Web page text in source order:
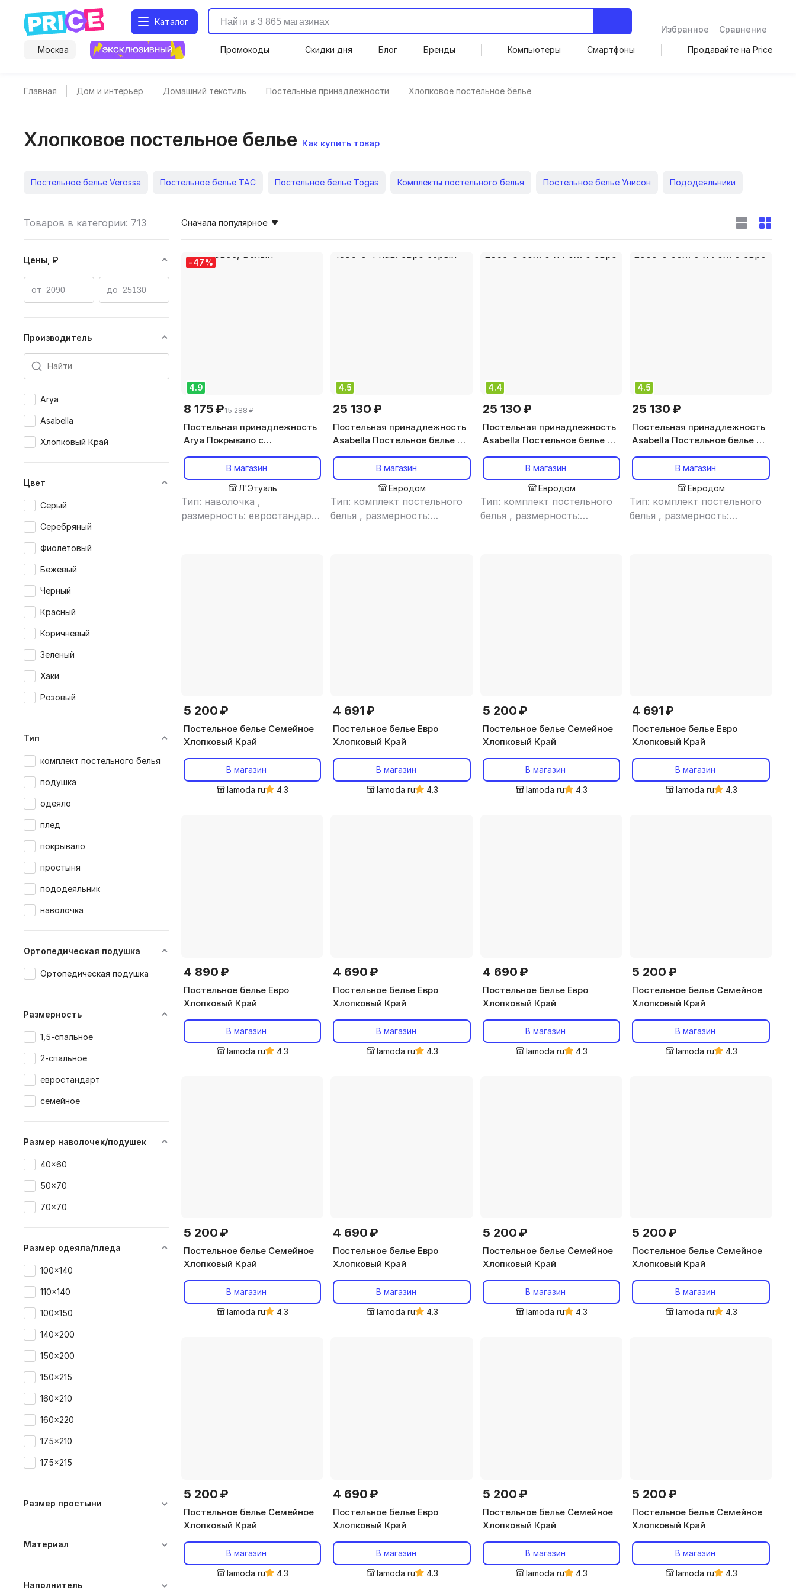
Каталог
Избранное
Сравнение
Москва
Промокоды Скидки дня Блог Бренды Компьютеры Смартфоны Продавайте на Price
Главная Дом и интерьер Домашний текстиль Постельные принадлежности Хлопковое постельное белье
Хлопковое постельное белье Как купить товар
Постельное белье Verossa Постельное белье TAC Постельное белье Togas Комплекты постельного белья Постельное белье Унисон Пододеяльники
Подушки для беременных Анатомические подушки Постельное белье Василиса Плед вязаный Черное постельное белье Постельное белье Asabella
Одеяла Плед флисовый
Товаров в категории: 713
Цены, ₽
от до
Производитель
Arya
Asabella
Хлопковый Край
Цвет
Серый
Серебряный
Фиолетовый
Бежевый
Черный
Красный
Коричневый
Зеленый
Хаки
Розовый
Тип
комплект постельного белья
подушка
одеяло
плед
покрывало
простыня
пододеяльник
наволочка
Ортопедическая подушка
Ортопедическая подушка
Размерность
1,5-спальное
2-спальное
евростандарт
семейное
Размер наволочек/подушек
40x60
50x70
70x70
Размер одеяла/пледа
100x140
110x140
100x150
140x200
150x200
150x215
160x210
160x220
175x210
175x215
Размер простыни
90x200
100x150
145x220
150x215
Материал
жаккард
сатин
Наполнитель
Сначала популярное
-47%
4.9
8 175 ₽15 288 ₽
Постельная принадлежность
Arya Покрывало с
евро хлопковое, Белый
В магазин
Л'Этуаль
Тип: наволочка ,
размерность: евростандарт
4.5
25 130 ₽
Постельная принадлежность
Asabella Постельное белье из
нав. евро серый
В магазин
Евродом
Тип: комплект постельного
белья , размерность:
4.4
25 130 ₽
Постельная принадлежность
Asabella Постельное белье из
50х70 и 70х70 евро
В магазин
Евродом
Тип: комплект постельного
белья , размерность:
4.5
25 130 ₽
Постельная принадлежность
Asabella Постельное белье из
50х70 и 70х70 евро
В магазин
Евродом
Тип: комплект постельного
белья , размерность:
5 200 ₽
Постельное белье Семейное
Хлопковый Край
В магазин
lamoda ru
4.3
4 691 ₽
Постельное белье Евро
Хлопковый Край
В магазин
lamoda ru
4.3
5 200 ₽
Постельное белье Семейное
Хлопковый Край
В магазин
lamoda ru
4.3
4 691 ₽
Постельное белье Евро
Хлопковый Край
В магазин
lamoda ru
4.3
4 890 ₽
Постельное белье Евро
Хлопковый Край
В магазин
lamoda ru
4.3
4 690 ₽
Постельное белье Евро
Хлопковый Край
В магазин
lamoda ru
4.3
4 690 ₽
Постельное белье Евро
Хлопковый Край
В магазин
lamoda ru
4.3
5 200 ₽
Постельное белье Семейное
Хлопковый Край
В магазин
lamoda ru
4.3
5 200 ₽
Постельное белье Семейное
Хлопковый Край
В магазин
lamoda ru
4.3
4 690 ₽
Постельное белье Евро
Хлопковый Край
В магазин
lamoda ru
4.3
5 200 ₽
Постельное белье Семейное
Хлопковый Край
В магазин
lamoda ru
4.3
5 200 ₽
Постельное белье Семейное
Хлопковый Край
В магазин
lamoda ru
4.3
5 200 ₽
Постельное белье Семейное
Хлопковый Край
В магазин
lamoda ru
4.3
4 690 ₽
Постельное белье Евро
Хлопковый Край
В магазин
lamoda ru
4.3
5 200 ₽
Постельное белье Семейное
Хлопковый Край
В магазин
lamoda ru
4.3
5 200 ₽
Постельное белье Семейное
Хлопковый Край
В магазин
lamoda ru
4.3